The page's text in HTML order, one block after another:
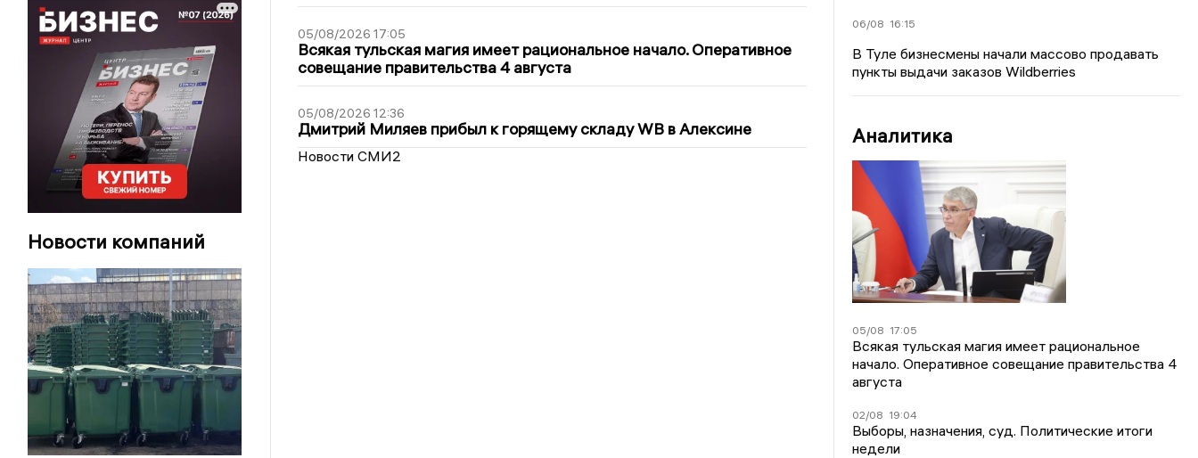
Новости компаний
05/08/2026 17:05
Всякая тульская магия имеет рациональное начало. Оперативное
совещание правительства 4 августа
05/08/2026 12:36
Дмитрий Миляев прибыл к горящему складу WB в Алексине
Новости СМИ2
06/08 16:15
В Туле бизнесмены начали массово продавать
пункты выдачи заказов Wildberries
Аналитика
05/08 17:05
Всякая тульская магия имеет рациональное
начало. Оперативное совещание правительства 4
августа
02/08 19:04
Выборы, назначения, суд. Политические итоги
недели